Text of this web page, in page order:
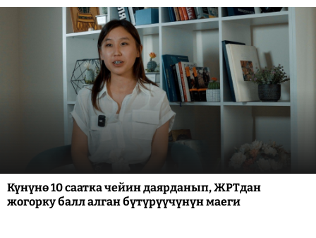
Күнүнө 10 саатка чейин даярданып, ЖРТдан
жогорку балл алган бүтүрүүчүнүн маеги